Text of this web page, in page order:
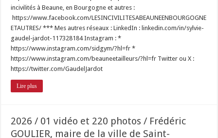
incivilités à Beaune, en Bourgogne et autres :
https://www.facebook.com/LESINCIVILITESABEAUNEENBOURGOGNE
ETAUTRES/ *** Mes autres réseaux : LinkedIn : linkedin.com/in/sylvie-
gaudel-jardot-117328184 Instagram : *
https://www.instagram.com/sidgym/?hl=fr *
https://www.instagram.com/beauneetailleurs/?hl=fr Twitter ou X :
https://twitter.com/GaudelJardot
Lire plus
2026 / 01 vidéo et 220 photos / Frédéric
GOULIER, maire de la ville de Saint-